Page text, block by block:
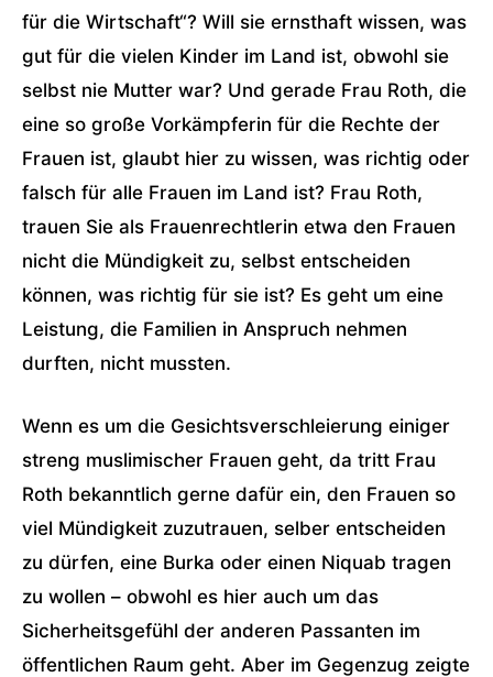
für die Wirtschaft“? Will sie ernsthaft wissen, was
gut für die vielen Kinder im Land ist, obwohl sie
selbst nie Mutter war? Und gerade Frau Roth, die
eine so große Vorkämpferin für die Rechte der
Frauen ist, glaubt hier zu wissen, was richtig oder
falsch für alle Frauen im Land ist? Frau Roth,
trauen Sie als Frauenrechtlerin etwa den Frauen
nicht die Mündigkeit zu, selbst entscheiden
können, was richtig für sie ist? Es geht um eine
Leistung, die Familien in Anspruch nehmen
durften, nicht mussten.
Wenn es um die Gesichtsverschleierung einiger
streng muslimischer Frauen geht, da tritt Frau
Roth bekanntlich gerne dafür ein, den Frauen so
viel Mündigkeit zuzutrauen, selber entscheiden
zu dürfen, eine Burka oder einen Niquab tragen
zu wollen – obwohl es hier auch um das
Sicherheitsgefühl der anderen Passanten im
öffentlichen Raum geht. Aber im Gegenzug zeigte